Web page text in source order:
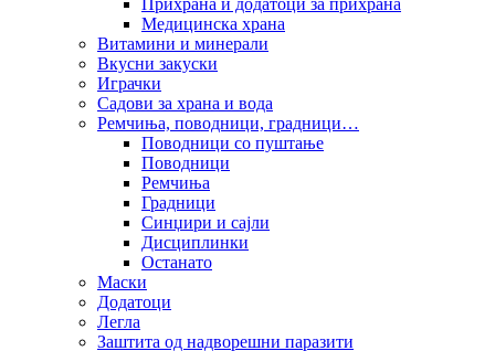
Медицинска храна
Витамини и минерали
Вкусни закуски
Играчки
Садови за храна и вода
Ремчиња, поводници, градници…
Поводници со пуштање
Поводници
Ремчиња
Градници
Синџири и сајли
Дисциплинки
Останато
Маски
Додатоци
Легла
Заштита од надворешни паразити